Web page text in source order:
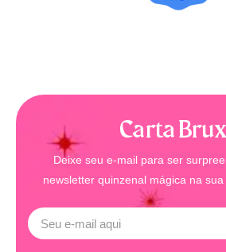
Carta
Deixe seu e-mail para ser
newsletter quinzenal mágica na sua